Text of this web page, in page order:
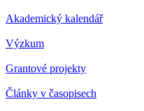
Akademický kalendář
Výzkum
Grantové projekty
Články v časopisech